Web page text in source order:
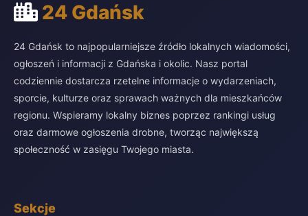
24 Gdańsk
24 Gdańsk to najpopularniejsze źródło lokalnych wiadomości,
ogłoszeń i informacji z Gdańska i okolic. Nasz portal
codziennie dostarcza rzetelne informacje o wydarzeniach,
sporcie, kulturze oraz sprawach ważnych dla mieszkańców
regionu. Wspieramy lokalny biznes poprzez rankingi usług
oraz darmowe ogłoszenia drobne, tworząc największą
społeczność w zasięgu Twojego miasta.
Sekcje